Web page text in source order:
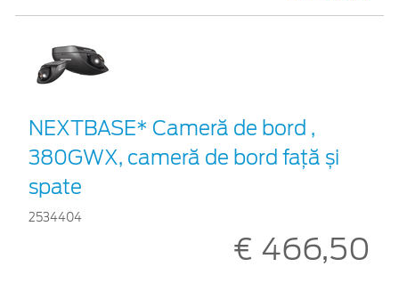
NEXTBASE* Cameră de bord ,
380GWX, cameră de bord față și
spate
2534404
€ 466,50